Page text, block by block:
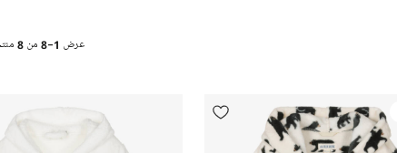
عرض 1-8 من 8